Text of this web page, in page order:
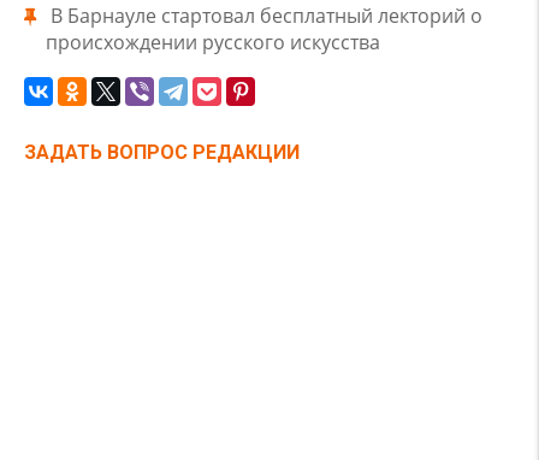
В Барнауле стартовал бесплатный лекторий о
происхождении русского искусства
ЗАДАТЬ ВОПРОС РЕДАКЦИИ